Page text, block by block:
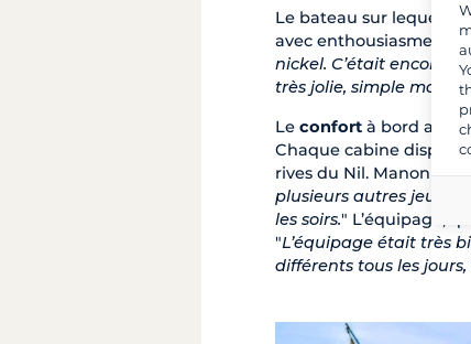
Le bateau sur lequel
avec enthousiasme : "
nickel. C’était encore
très jolie, simple mais
Le confort à bord a
Chaque cabine
rives du Nil. Manon
plusieurs autres jeunes
les soirs." L’équipage,
"L’équipage était très
différents tous les